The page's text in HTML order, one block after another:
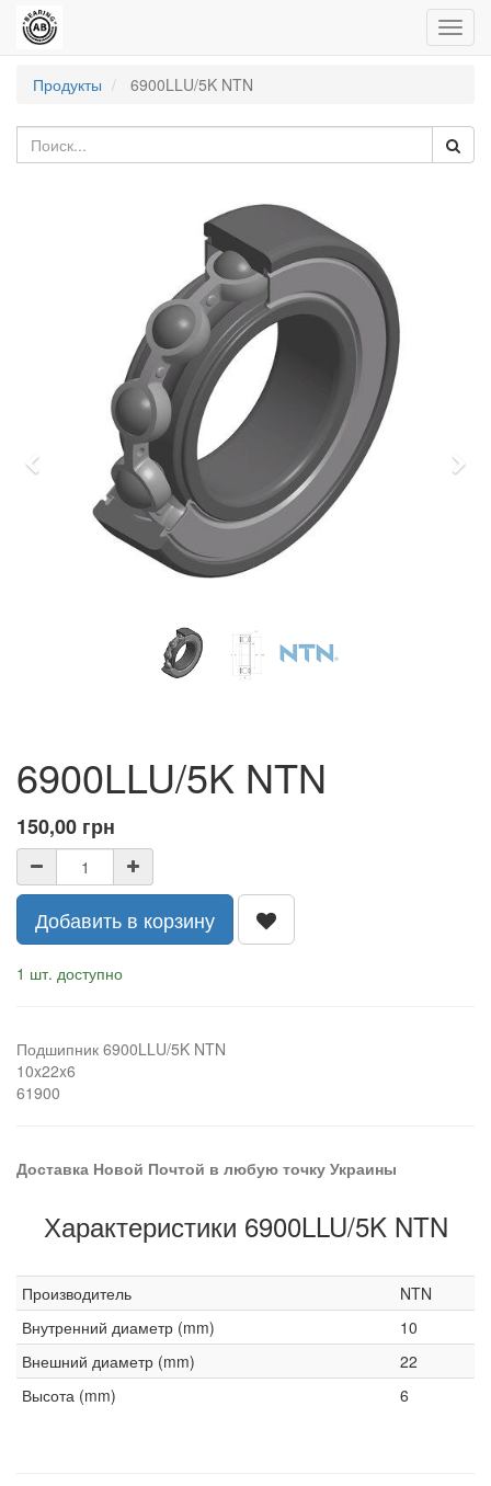
Продукты
6900LLU/5K NTN
Previous
6900LLU/5K NTN
150,00 грн
Добавить в корзину
1 шт. доступно
Подшипник 6900LLU/5K NTN
10x22x6
61900
Доставка Новой Почтой в любую точку Украины
Характеристики 6900LLU/5K NTN
Производитель
NTN
Внутренний диаметр (mm)
10
Внешний диаметр (mm)
22
Высота (mm)
6